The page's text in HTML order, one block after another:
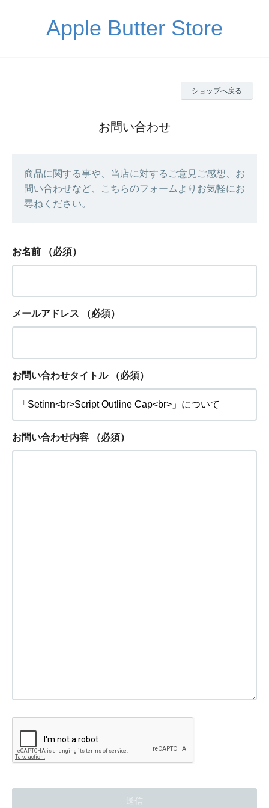
Apple Butter Store
ショップへ戻る
お問い合わせ
商品に関する事や、当店に対するご意見ご感想、お
問い合わせなど、こちらのフォームよりお気軽にお
尋ねください。
お名前 （必須）
メールアドレス （必須）
お問い合わせタイトル （必須）
お問い合わせ内容 （必須）